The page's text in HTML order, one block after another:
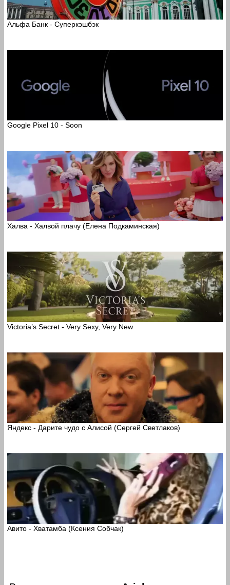
Альфа Банк - Суперкэшбэк
Google Pixel 10 - Soon
Халва - Халвой плачу (Елена Подкаминская)
Victoria’s Secret - Very Sexy, Very New
Яндекс - Дарите чудо с Алисой (Сергей Светлаков)
Авито - Хватамба (Ксения Собчак)